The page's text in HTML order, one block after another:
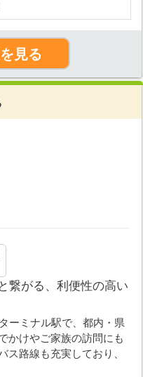
見る
繋がる、利便性の高い
ーミナル駅で、都内・県
かけやご家族の訪問にも
ス路線も充実しており、